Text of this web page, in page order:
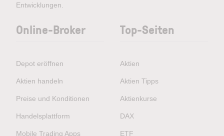
Entwicklungen.
Online-Broker
Depot eröffnen
Aktien handeln
Preise und Konditionen
Handelsplattform
Mobile Trading Apps
Top-Seiten
Aktien
Aktien Tipps
Aktienkurse
DAX
ETF